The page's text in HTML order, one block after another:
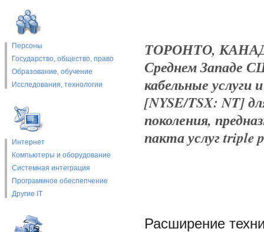
Персоны
Государство, общество, право
Образование, обучение
Исследования, технологии
Интернет
Компьютеры и оборудование
Системная интеграция
Программное обеспепчение
Другие IT
ТОРОНТО,
Среднем Западе
кабельные
[NYSE/TSX: NT]
поколения,
пакта услуг triple
Расширение